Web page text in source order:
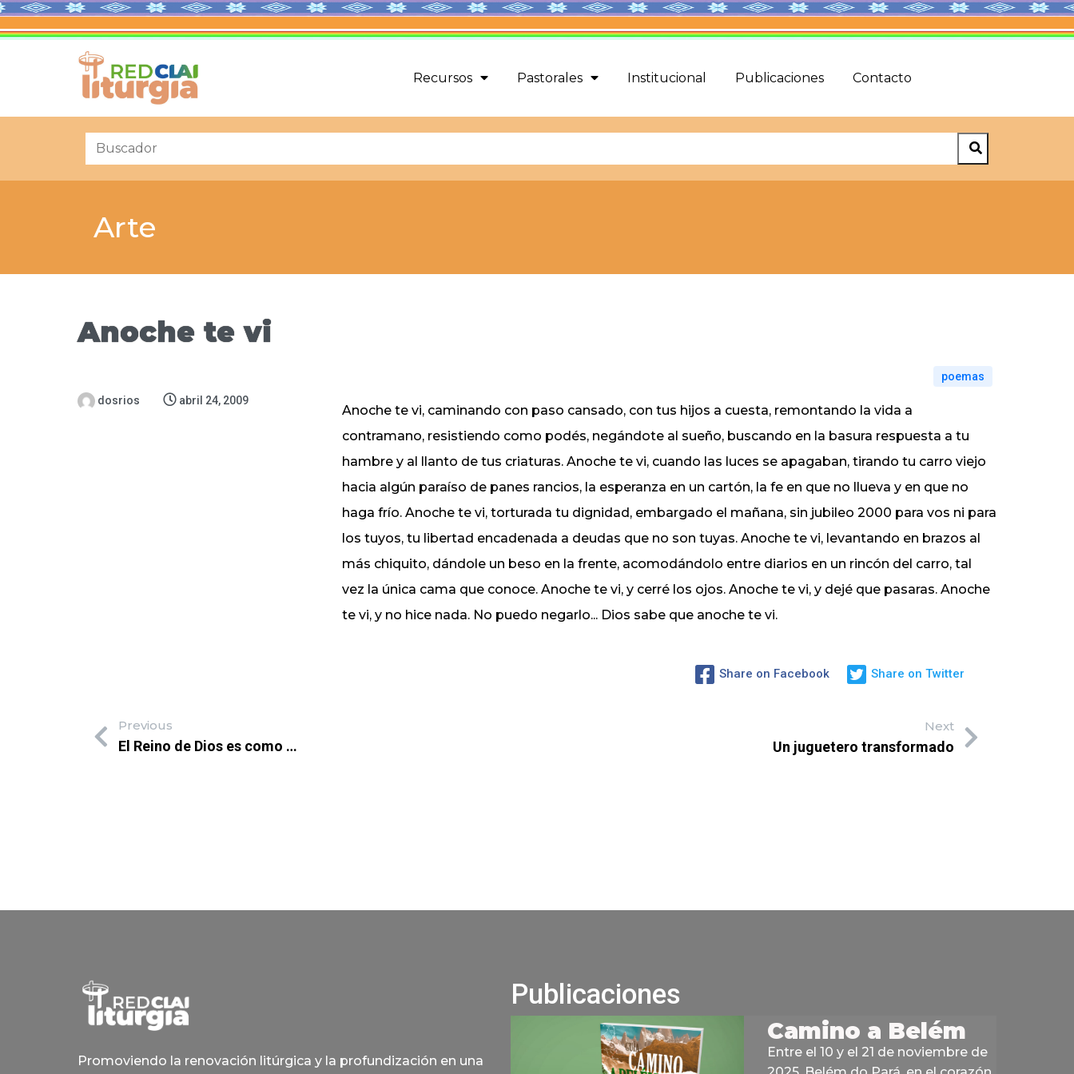
Recursos Pastorales Institucional Publicaciones Contacto
Arte
Anoche te vi
dosrios abril 24, 2009
poemas
Anoche te vi, caminando con paso cansado, con tus hijos a cuesta, remontando la vida a
contramano, resistiendo como podés, negándote al sueño, buscando en la basura respuesta a tu
hambre y al llanto de tus criaturas. Anoche te vi, cuando las luces se apagaban, tirando tu carro viejo
hacia algún paraíso de panes rancios, la esperanza en un cartón, la fe en que no llueva y en que no
haga frío. Anoche te vi, torturada tu dignidad, embargado el mañana, sin jubileo 2000 para vos ni para
los tuyos, tu libertad encadenada a deudas que no son tuyas. Anoche te vi, levantando en brazos al
más chiquito, dándole un beso en la frente, acomodándolo entre diarios en un rincón del carro, tal
vez la única cama que conoce. Anoche te vi, y cerré los ojos. Anoche te vi, y dejé que pasaras. Anoche
te vi, y no hice nada. No puedo negarlo... Dios sabe que anoche te vi.
Share on Facebook Share on Twitter
Previous
El Reino de Dios es como …
Next
Un juguetero transformado
Promoviendo la renovación litúrgica y la profundización en una
Publicaciones
Camino a Belém
Entre el 10 y el 21 de noviembre de